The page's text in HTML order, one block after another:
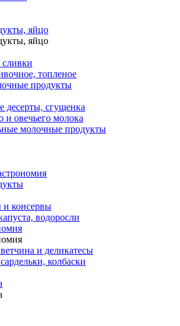
яйцо
яйцо
топленое
продукты
десерты, сгущенка
и овечьего молока
молочные продукты
и консервы
водоросли
и деликатесы
колбаски